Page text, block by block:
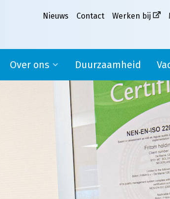
Nieuws Contact Werken bij
Over ons
Missie, visie en kernwaarden
Werken bij Melkweg|Fritom
Duurzaamheid